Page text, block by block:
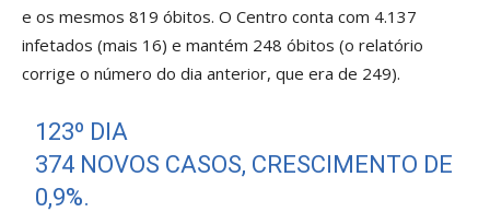
e os mesmos 819 óbitos. O Centro conta com 4.137
infetados (mais 16) e mantém 248 óbitos (o relatório
corrige o número do dia anterior, que era de 249).
123º DIA
374 NOVOS CASOS, CRESCIMENTO DE
0,9%.